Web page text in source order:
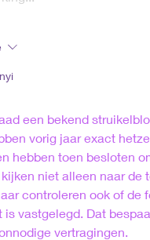
een bekend
vorig jaar exact
hebben toen besloten
kijken niet alleen naar
controleren ook of de
is vastgelegd. Dat
vertragingen.